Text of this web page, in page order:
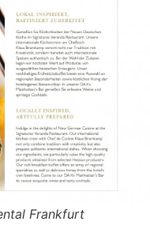
Frankfurt